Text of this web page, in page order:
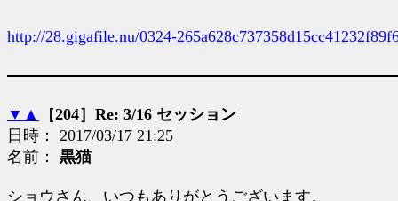
http://28.gigafile.nu/0324-
▼ ▲
［204］Re: 3/16 セッション
日時： 2017/03/17 21:25
名前： 黒猫
ショウさん、いつもありがとうございます。